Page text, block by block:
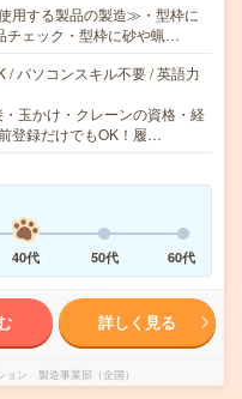
用する製品の製造≫・型枠に
チェック・型枠に砂や蝋…
/ パソコンスキル不要 / 英語力
玉かけ・クレーンの資格・経
登録だけでもOK！履…
40代 50代 60代
詳しく見る
ョン 製造事業部（全国）